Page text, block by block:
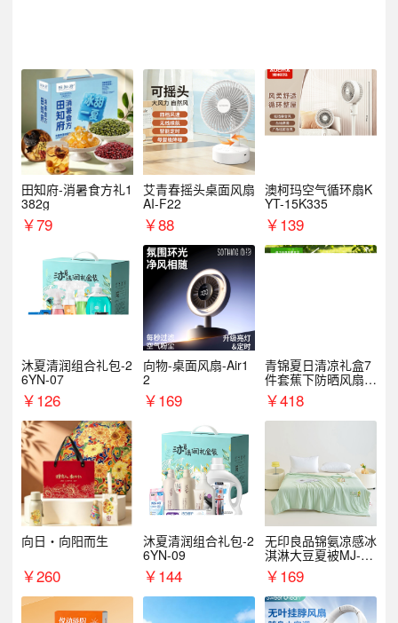
田知府-消暑食方礼1
382g
￥79
艾青春摇头桌面风扇
AI-F22
￥88
澳柯玛空气循环扇K
YT-15K335
￥139
沐夏清润组合礼包-2
6YN-07
￥126
向物-桌面风扇-Air1
2
￥169
青锦夏日清凉礼盒7
件套蕉下防晒风扇员
工福利端午伴手礼企
业定制
￥418
向日・向阳而生
￥260
沐夏清润组合礼包-2
6YN-09
￥144
无印良品锦氨凉感冰
淇淋大豆夏被MJ-B2
025-0193
￥169